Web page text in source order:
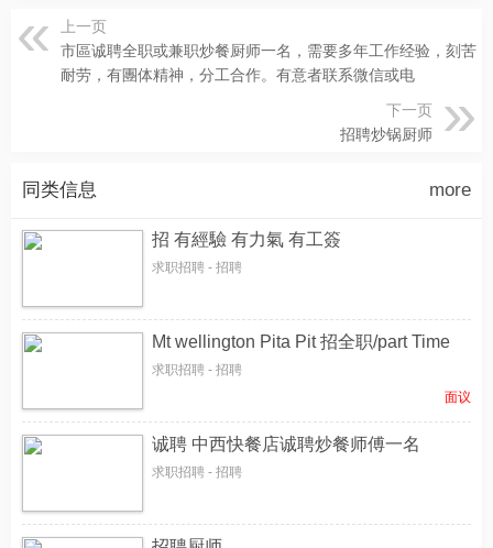
上一页
市區诚聘全职或兼职炒餐厨师一名，需要多年工作经验，刻苦
耐劳，有團体精神，分工合作。有意者联系微信或电
下一页
招聘炒锅厨师
同类信息 more
招 有經驗 有力氣 有工簽
求职招聘 - 招聘
Mt wellington Pita Pit 招全职/part Time
求职招聘 - 招聘
面议
诚聘 中西快餐店诚聘炒餐师傅一名
求职招聘 - 招聘